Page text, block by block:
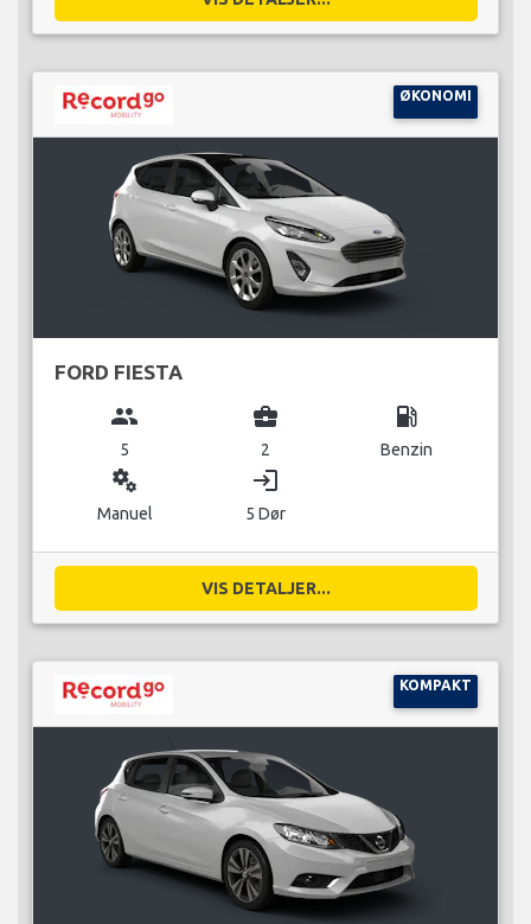
ØKONOMI
FORD FIESTA
group
5
business_center
2
local_gas_station
Benzin
miscellaneous_services
Manuel
login
5 Dør
VIS DETALJER...
KOMPAKT